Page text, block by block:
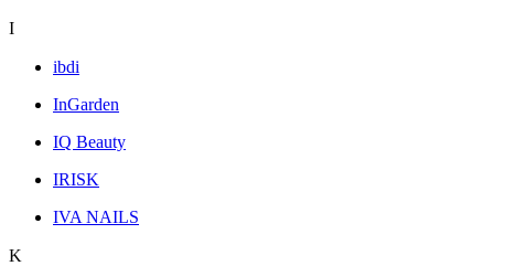
I
ibdi
InGarden
IQ Beauty
IRISK
IVA NAILS
K